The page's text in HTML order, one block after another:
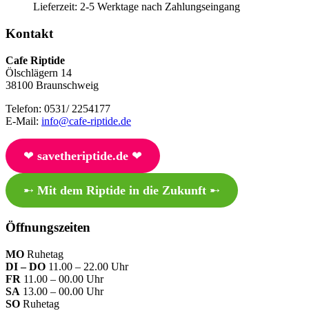
Lieferzeit: 2-5 Werktage nach Zahlungseingang
Kontakt
Cafe Riptide
Ölschlägern 14
38100 Braunschweig
Telefon: 0531/ 2254177
E-Mail: info@cafe-riptide.de
❤︎ savetheriptide.de❤︎
➸ Mit dem Riptide in die Zukunft➸
Öffnungszeiten
MO Ruhetag
DI – DO 11.00 – 22.00 Uhr
FR 11.00 – 00.00 Uhr
SA 13.00 – 00.00 Uhr
SO Ruhetag